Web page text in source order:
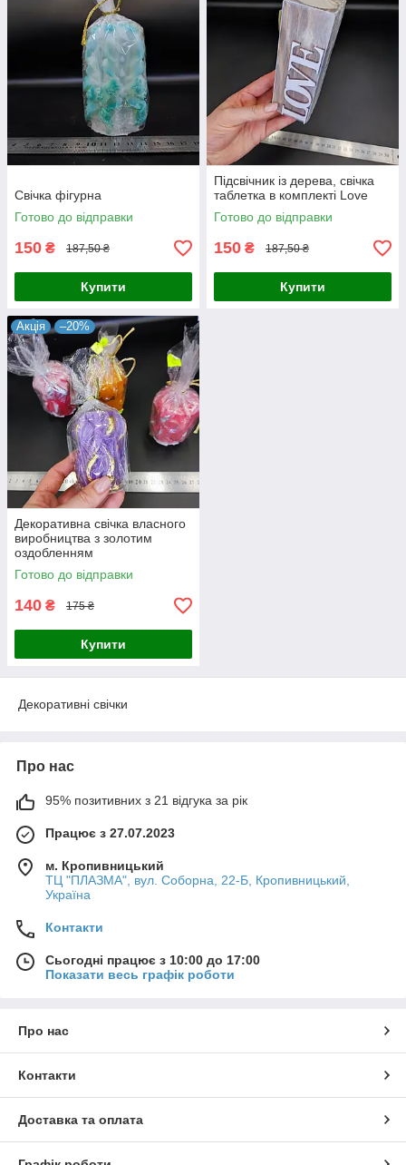
Свічка фігурна
Готово до відправки
150 ₴ 187,50 ₴
Купити
Підсвічник із дерева, свічка
таблетка в комплекті Love
Готово до відправки
150 ₴ 187,50 ₴
Купити
Акція –20%
Декоративна свічка власного
виробництва з золотим
оздобленням
Готово до відправки
140 ₴ 175 ₴
Купити
Декоративні свічки
Про нас
95% позитивних з 21 відгука за рік
Працює з 27.07.2023
м. Кропивницький
ТЦ "ПЛАЗМА", вул. Соборна, 22-Б, Кропивницький,
Україна
Контакти
Сьогодні працює з 10:00 до 17:00
Показати весь графік роботи
Про нас
Контакти
Доставка та оплата